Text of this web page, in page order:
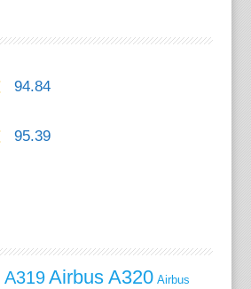
94.84
95.39
A319 Airbus A320 Airbus